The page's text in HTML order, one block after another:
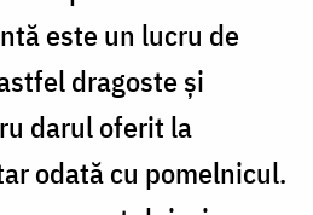
este un lucru de
dragoste și
darul oferit la
odată cu pomelnicul.